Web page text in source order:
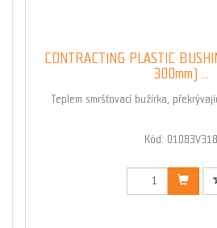
CONTRACTING PLASTIC
300mm) ...
Teplem smršťovací bužírka,
Kód: 01083V318